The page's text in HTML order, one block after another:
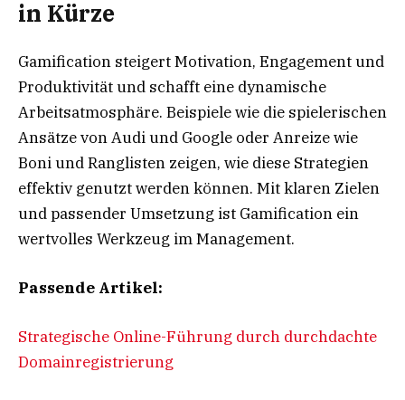
in Kürze
Gamification steigert Motivation, Engagement und
Produktivität und schafft eine dynamische
Arbeitsatmosphäre. Beispiele wie die spielerischen
Ansätze von Audi und Google oder Anreize wie
Boni und Ranglisten zeigen, wie diese Strategien
effektiv genutzt werden können. Mit klaren Zielen
und passender Umsetzung ist Gamification ein
wertvolles Werkzeug im Management.
Passende Artikel:
Strategische Online-Führung durch durchdachte
Domainregistrierung